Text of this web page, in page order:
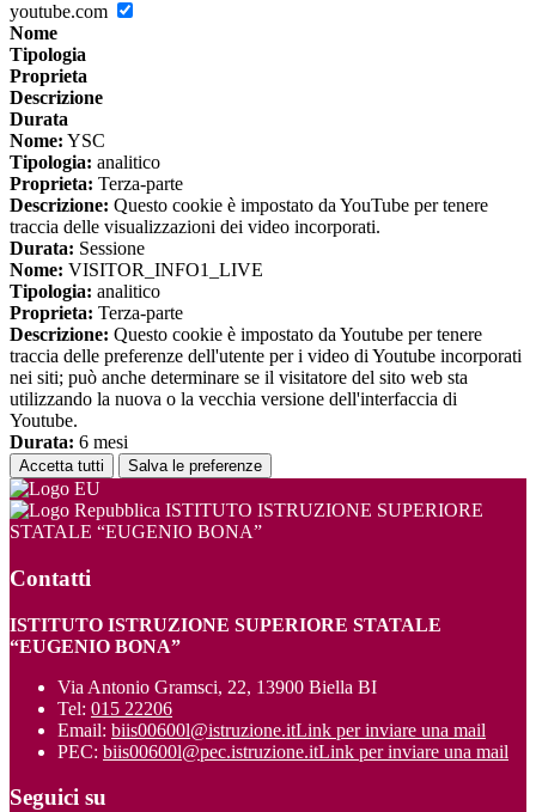
youtube.com
Nome
Tipologia
Proprieta
Descrizione
Durata
Nome: YSC
Tipologia: analitico
Proprieta: Terza-parte
Descrizione: Questo cookie è impostato da YouTube per tenere
traccia delle visualizzazioni dei video incorporati.
Durata: Sessione
Nome: VISITOR_INFO1_LIVE
Tipologia: analitico
Proprieta: Terza-parte
Descrizione: Questo cookie è impostato da Youtube per tenere
traccia delle preferenze dell'utente per i video di Youtube incorporati
nei siti; può anche determinare se il visitatore del sito web sta
utilizzando la nuova o la vecchia versione dell'interfaccia di
Youtube.
Durata: 6 mesi
Accetta tutti Salva le preferenze
ISTITUTO ISTRUZIONE SUPERIORE
STATALE “EUGENIO BONA”
Contatti
ISTITUTO ISTRUZIONE SUPERIORE STATALE
“EUGENIO BONA”
Via Antonio Gramsci, 22, 13900 Biella BI
Tel: 015 22206
Email: biis00600l@istruzione.itLink per inviare una mail
PEC: biis00600l@pec.istruzione.itLink per inviare una mail
Seguici su